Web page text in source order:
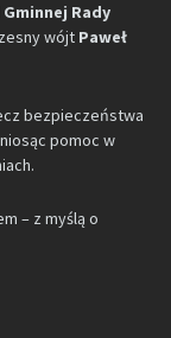
Gminnej Rady
wójt Paweł
bezpieczeństwa
pomoc w
– z myślą o